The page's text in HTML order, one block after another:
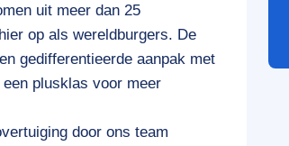
uit meer dan 25
op als wereldburgers. De
gedifferentieerde aanpak met
plusklas voor meer
door ons team